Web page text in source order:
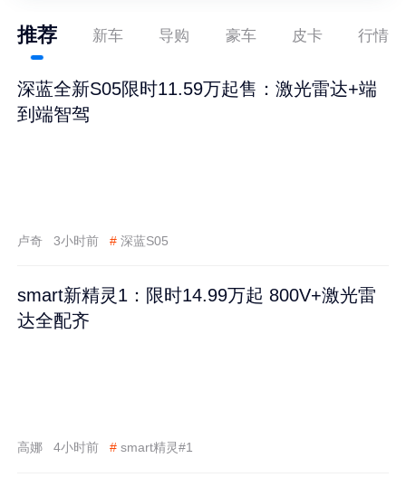
推荐 新车 导购 豪车 皮卡 行情
深蓝全新S05限时11.59万起售：激光雷达+端
到端智驾
卢奇 3小时前 # 深蓝S05
smart新精灵1：限时14.99万起 800V+激光雷
达全配齐
高娜 4小时前 # smart精灵#1